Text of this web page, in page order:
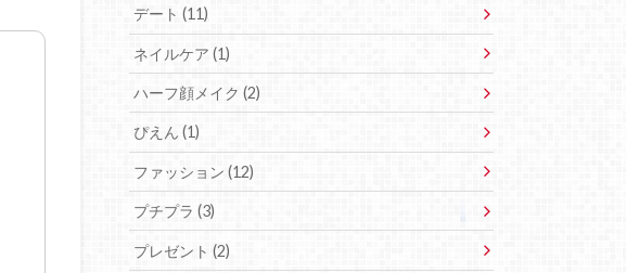
デート (11)
ネイルケア (1)
ハーフ顔メイク (2)
ぴえん (1)
ファッション (12)
プチプラ (3)
プレゼント (2)